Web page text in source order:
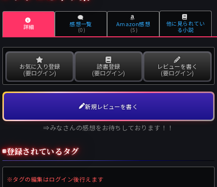
詳細 感想一覧
(0)
Amazon感想
(5)
他に見られてい
る小説
お気に入り登録
(要ログイン)
読書登録
(要ログイン)
レビューを書く
(要ログイン)
新規レビューを書く
⇒みなさんの感想をお待ちしております！！
登録されているタグ
※タグの編集はログイン後行えます